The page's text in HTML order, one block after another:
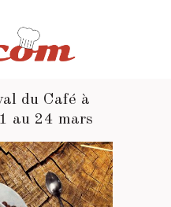
du Café à
au 24 mars